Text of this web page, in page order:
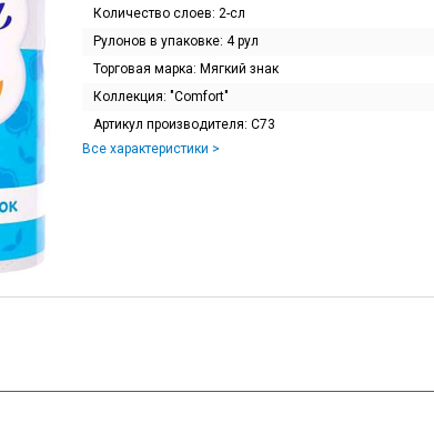
Количество слоев: 2-сл
Рулонов в упаковке: 4 рул
Торговая марка: Мягкий знак
Коллекция: "Comfort"
Артикул производителя: С73
Все характеристики >